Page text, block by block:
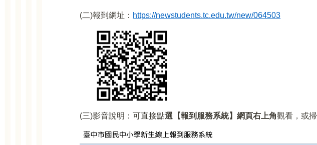
(二)報到網址： https://newstudents.tc.edu.tw/new/064503
(三)影音說明：可直接點選【報到服務系統】網頁右上角觀看，或